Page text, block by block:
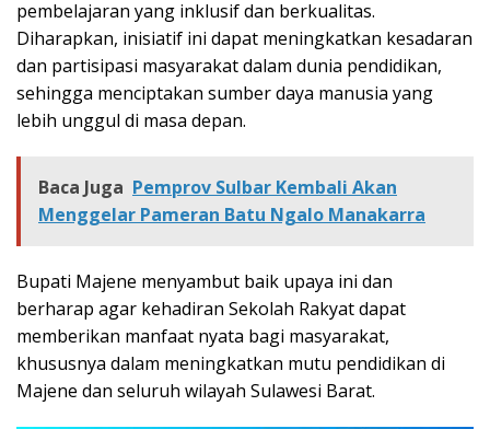
pembelajaran yang inklusif dan berkualitas.
Diharapkan, inisiatif ini dapat meningkatkan kesadaran
dan partisipasi masyarakat dalam dunia pendidikan,
sehingga menciptakan sumber daya manusia yang
lebih unggul di masa depan.
Baca Juga Pemprov Sulbar Kembali Akan
Menggelar Pameran Batu Ngalo Manakarra
Bupati Majene menyambut baik upaya ini dan
berharap agar kehadiran Sekolah Rakyat dapat
memberikan manfaat nyata bagi masyarakat,
khususnya dalam meningkatkan mutu pendidikan di
Majene dan seluruh wilayah Sulawesi Barat.